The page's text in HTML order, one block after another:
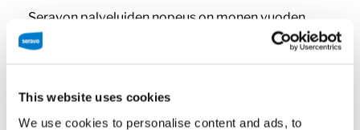
This website uses cookies
We use cookies to personalise content and ads, to
Seravon palveluiden nopeus on monen vuoden
tuotekehityksen ansiota eikä vastaavaa helposti
löydy muualta. Nopeus tulee satojen pienten (ja
ovat muun muassa: